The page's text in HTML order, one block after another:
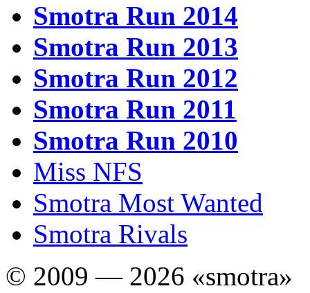
Smotra Run 2014
Smotra Run 2013
Smotra Run 2012
Smotra Run 2011
Smotra Run 2010
Miss NFS
Smotra Most Wanted
Smotra Rivals
© 2009 — 2026 «smotra»